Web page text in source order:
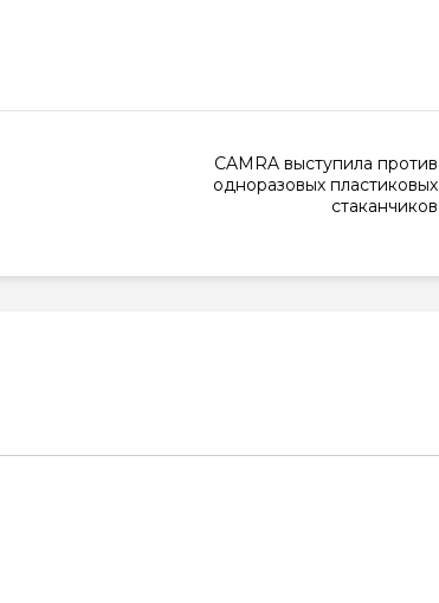
CAMRA выступила против
одноразовых пластиковых
стаканчиков